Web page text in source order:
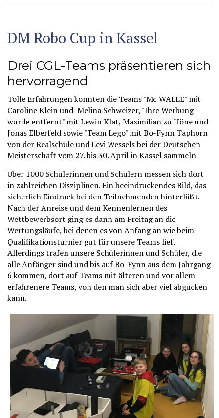
DM Robo Cup in Kassel
Drei CGL-Teams präsentieren sich
hervorragend
Tolle Erfahrungen konnten die Teams "Mc WALLE" mit
Caroline Klein und Melina Schweizer, "Ihre Werbung
wurde entfernt" mit Lewin Klat, Maximilian zu Höne und
Jonas Elberfeld sowie "Team Lego" mit Bo-Fynn Taphorn
von der Realschule und Levi Wessels bei der Deutschen
Meisterschaft vom 27. bis 30. April in Kassel sammeln.
Über 1000 Schülerinnen und Schülern messen sich dort
in zahlreichen Disziplinen. Ein beeindruckendes Bild, das
sicherlich Eindruck bei den Teilnehmenden hinterläßt.
Nach der Anreise und dem Kennenlernen des
Wettbewerbsort ging es dann am Freitag an die
Wertungsläufe, bei denen es von Anfang an wie beim
Qualifikationsturnier gut für unsere Teams lief.
Allerdings trafen unsere Schülerinnen und Schüler, die
alle Anfänger sind und bis auf Bo-Fynn aus dem Jahrgang
6 kommen, dort auf Teams mit älteren und vor allem
erfahrenere Teams, von den man sich aber viel abgucken
kann.